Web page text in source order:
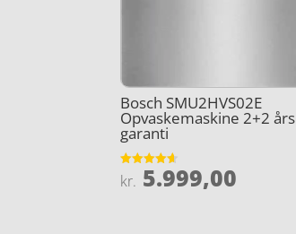
Bosch SMU2HVS02E
Opvaskemaskine 2+2 års
garanti
Vurderet
4.6
kr. 5.999,00